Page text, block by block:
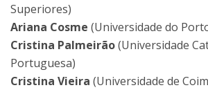
Superiores)
Ariana Cosme (Universidade do
Cristina Palmeirão(Universidade
Portuguesa)
Cristina Vieira (Universidade de